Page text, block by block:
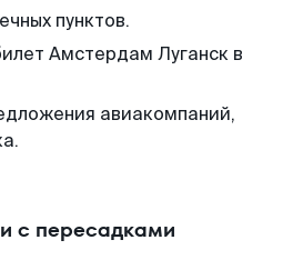
пунктов.
Амстердам Луганск в
авиакомпаний,
с пересадками